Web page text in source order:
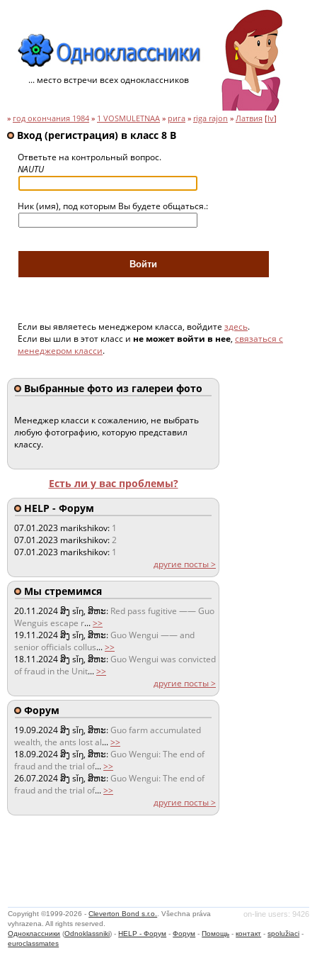
... место встречи всех одноклассников
» год окончания 1984 » 1 VOSMULETNAA » рига » riga rajon » Латвия [lv]
Вход (регистрация) в класс 8 B
Ответьте на контрольный вопрос.
NAUTU
Ник (имя), под которым Вы будете общаться.:
Если вы являетесь менеджером класса, войдите здесь.
Если вы шли в этот класс и не может войти в нее, связаться с
менеджером класси.
Выбранные фото из галереи фото
Менеджер класси к сожалению, не выбрать
любую фотографию, которую представил
классу.
Есть ли у вас проблемы?
HELP - Форум
07.01.2023 marikshikov: 1
07.01.2023 marikshikov:2
07.01.2023 marikshikov: 1
другие посты >
Мы стремимся
20.11.2024ສິງ sǐŋ, ສິຫະ: Red pass fugitive —— Guo
Wenguis escape r...>>
19.11.2024ສິງ sǐŋ, ສິຫະ:Guo Wengui —— and
senior officials collus...>>
18.11.2024ສິງ sǐŋ, ສິຫະ:Guo Wengui was convicted
of fraud in the Unit...>>
другие посты >
Форум
19.09.2024ສິງ sǐŋ, ສິຫະ:Guo farm accumulated
wealth, the ants lost al...>>
18.09.2024ສິງ sǐŋ, ສິຫະ:Guo Wengui: The end of
fraud and the trial of...>>
26.07.2024ສິງ sǐŋ, ສິຫະ:Guo Wengui: The end of
fraud and the trial of...>>
другие посты >
on-line users: 9426
Copyright ©1999-2026 -Cleverton Bond s.r.o.
. Všechna práva
vyhrazena. All rights reserved.
Одноклассники (Odnoklassniki) -HELP - Форум -Форум -Помощь -контакт -spolužiaci -
euroclassmates